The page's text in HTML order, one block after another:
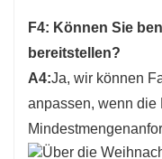
F4: Können Sie
bereitstellen?
A4:Ja, wir können
anpassen, wenn die